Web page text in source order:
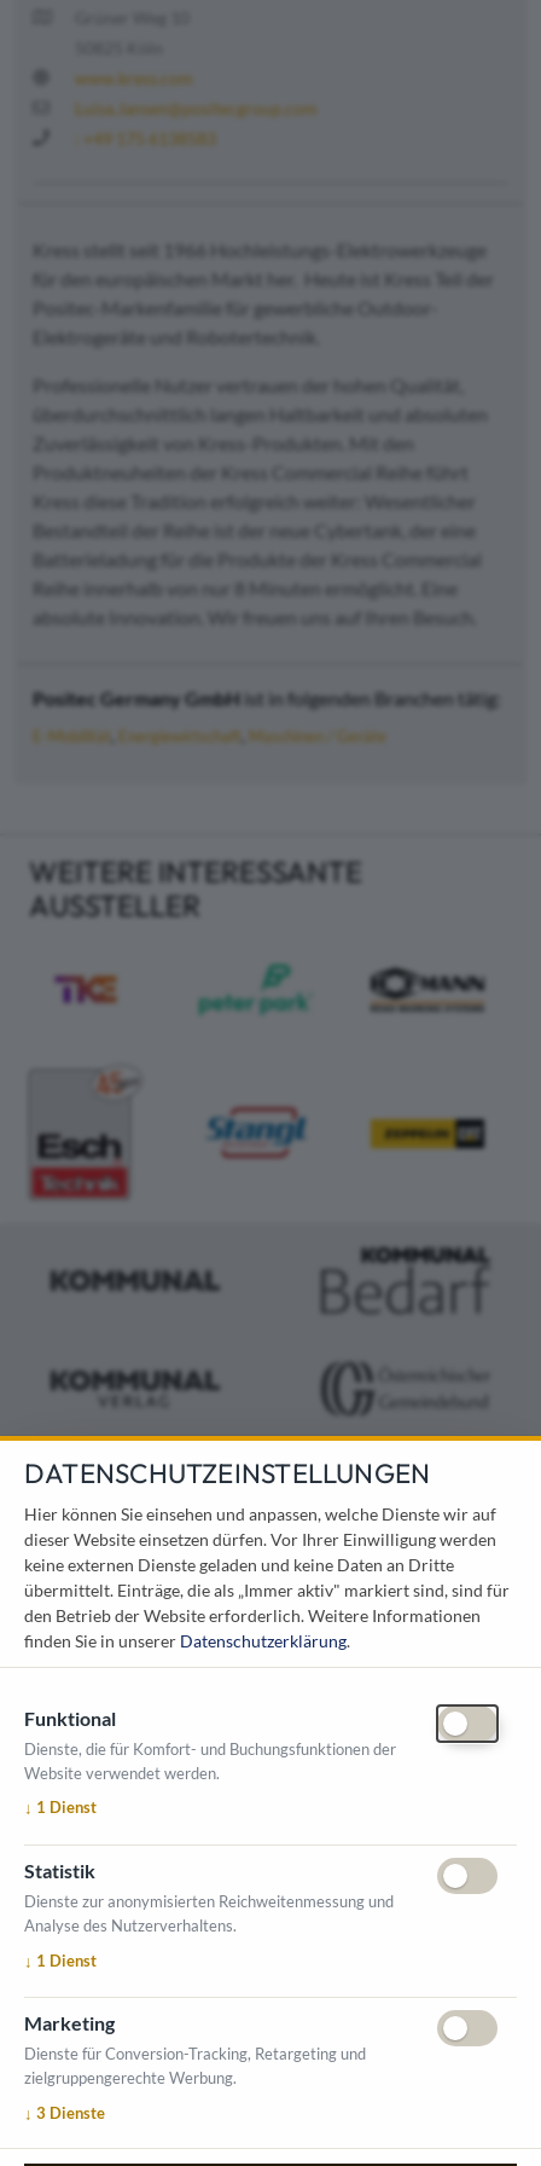
www.kress.com
Luisa.Jansen@positecgroup.com
: +49 175 6138583
Kress stellt seit 1966 Hochleistungs-Elektrowerkzeuge
für den europäischen Markt her. Heute ist Kress Teil der
Positec-Markenfamilie für gewerbliche Outdoor-
Elektrogeräte und Robotertechnik.
Professionelle Nutzer vertrauen der hohen Qualität,
überdurchschnittlich langen Haltbarkeit und absoluten
Zuverlässigkeit von Kress-Produkten. Mit den
Produktneuheiten der Kress Commercial Reihe führt
Kress diese Tradition erfolgreich weiter: Wesentlicher
Bestandteil der Reihe ist der neue Cybertank, der eine
Batterieladung für die Produkte der Kress Commercial
Reihe innerhalb von nur 8 Minuten ermöglicht. Eine
absolute Innovation. Wir freuen uns auf Ihren Besuch.
Positec Germany GmbH ist in folgenden Branchen tätig:
E-Mobilität Energiewirtschaft Maschinen / Geräte
WEITERE INTERESSANTE
AUSSTELLER
KONTAKT
Österreichischer Kommunal-Verlag GmbH
Löwelstraße 6 / 2. Stock
1010 Wien
messe@kommunal.at
ÖFFNUNGSZEITEN MESSE
1. Oktober 2026, 9-17 Uhr
2. Oktober 2026, 9-16 Uhr
VERANSTALTUNGSORT
Salzburger Messe
Messezentrum 1
5020 Salzburg
Ausstellerverzeichnis
Impressum
Datenschutzerklärung Kontakt
DATENSCHUTZEINSTELLUNGEN
Hier können Sie einsehen und anpassen, welche Dienste wir auf
dieser Website einsetzen dürfen. Vor Ihrer Einwilligung werden
keine externen Dienste geladen und keine Daten an Dritte
übermittelt. Einträge, die als „Immer aktiv" markiert sind, sind für
den Betrieb der Website erforderlich.Weitere Informationen
finden Sie in unserer Datenschutzerklärung.
Funktional
Dienste, die für Komfort- und Buchungsfunktionen der
Website verwendet werden.
↓ 1 Dienst
Statistik
Dienste zur anonymisierten Reichweitenmessung und
Analyse des Nutzerverhaltens.
↓ 1 Dienst
Marketing
Dienste für Conversion-Tracking, Retargeting und
zielgruppengerechte Werbung.
↓ 3 Dienste